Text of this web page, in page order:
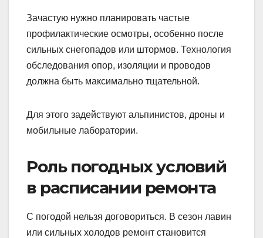
Зачастую нужно планировать частые
профилактические осмотры, особенно после
сильных снегопадов или штормов. Технология
обследования опор, изоляции и проводов
должна быть максимально тщательной.
Для этого задействуют альпинистов, дроны и
мобильные лаборатории.
Роль погодных условий
в расписании ремонта
С погодой нельзя договориться. В сезон лавин
или сильных холодов ремонт становится